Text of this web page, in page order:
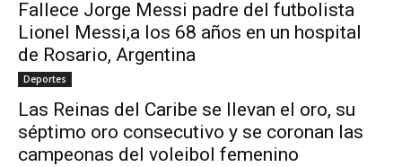
Fallece Jorge Messi padre del futbolista
Lionel Messi,a los 68 años en un hospital
de Rosario, Argentina
Deportes
Las Reinas del Caribe se llevan el oro, su
séptimo oro consecutivo y se coronan las
campeonas del voleibol femenino